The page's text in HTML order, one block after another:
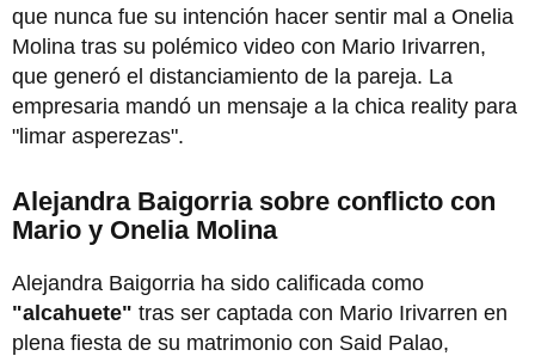
que nunca fue su intención hacer sentir mal a Onelia
Molina tras su polémico video con Mario Irivarren,
que generó el distanciamiento de la pareja. La
empresaria mandó un mensaje a la chica reality para
"limar asperezas".
Alejandra Baigorria sobre conflicto con
Mario y Onelia Molina
Alejandra Baigorria ha sido calificada como
"alcahuete" tras ser captada con Mario Irivarren en
plena fiesta de su matrimonio con Said Palao,